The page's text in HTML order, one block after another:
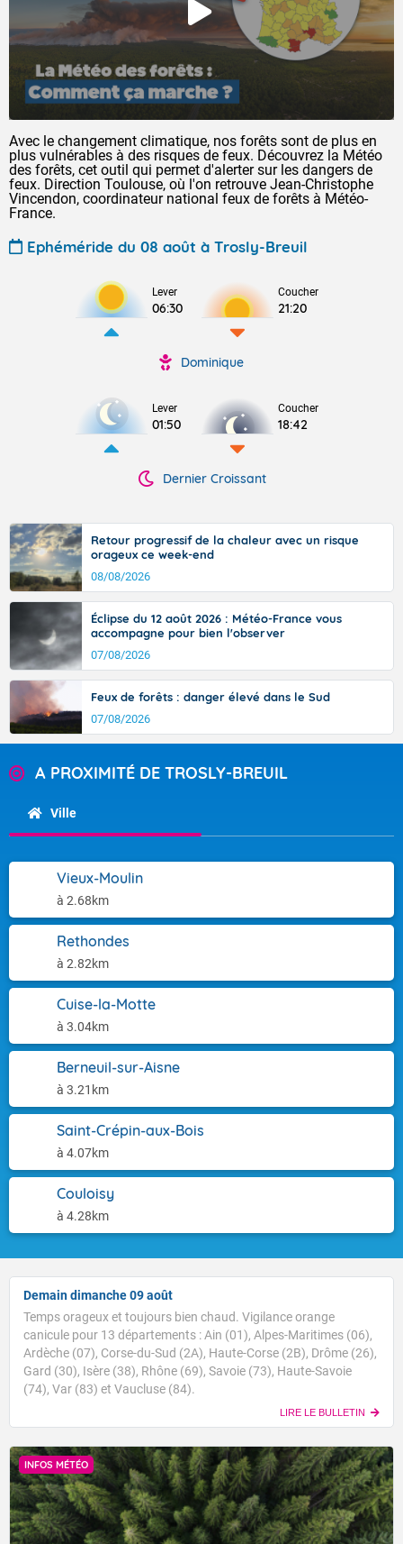
Avec le changement climatique, nos forêts sont de plus en
plus vulnérables à des risques de feux. Découvrez la Météo
des forêts, cet outil qui permet d'alerter sur les dangers de
feux. Direction Toulouse, où l'on retrouve Jean-Christophe
Vincendon, coordinateur national feux de forêts à Météo-
France.
Ephéméride du 08 août à Trosly-Breuil
Lever
06:30
Coucher
21:20
Dominique
Lever
01:50
Coucher
18:42
Dernier Croissant
Retour progressif de la chaleur avec un risque
orageux ce week-end
08/08/2026
Éclipse du 12 août 2026 : Météo-France vous
accompagne pour bien l'observer
07/08/2026
Feux de forêts : danger élevé dans le Sud
07/08/2026
A PROXIMITÉ DE TROSLY-BREUIL
Ville
Vieux-Moulin
à 2.68km
Rethondes
à 2.82km
Cuise-la-Motte
à 3.04km
Berneuil-sur-Aisne
à 3.21km
Saint-Crépin-aux-Bois
à 4.07km
Couloisy
à 4.28km
Demain dimanche 09 août
Temps orageux et toujours bien chaud. Vigilance orange
canicule pour 13 départements : Ain (01), Alpes-Maritimes (06),
Ardèche (07), Corse-du-Sud (2A), Haute-Corse (2B), Drôme (26),
Gard (30), Isère (38), Rhône (69), Savoie (73), Haute-Savoie
(74), Var (83) et Vaucluse (84).
LIRE LE BULLETIN
INFOS MÉTÉO